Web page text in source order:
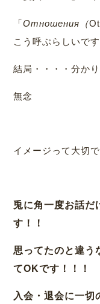
「Отношения（
こう呼ぶらしいで
結局・・・・分かり
無念
イメージって大切
兎に角一度お話だ
す！！
思ってたのと違う
てOKです！！！
入会・退会に一切